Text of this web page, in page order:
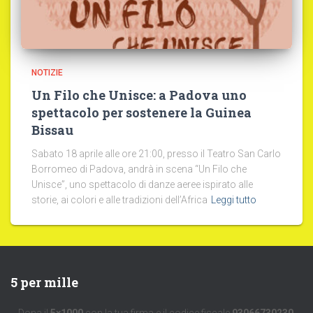
NOTIZIE
Un Filo che Unisce: a Padova uno
spettacolo per sostenere la Guinea
Bissau
Sabato 18 aprile alle ore 21:00, presso il Teatro San Carlo
Borromeo di Padova, andrà in scena “Un Filo che
Unisce”, uno spettacolo di danze aeree ispirato alle
storie, ai colori e alle tradizioni dell’Africa
Leggi tutto
5 per mille